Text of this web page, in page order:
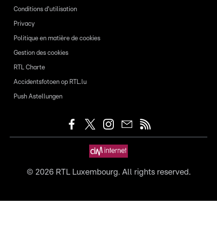
Conditions d'utilisation
Privacy
Politique en matière de cookies
Gestion des cookies
RTL Charte
Accidentsfotoen op RTL.lu
Push Astellungen
© 2026RTL Luxembourg. All rights reserved.